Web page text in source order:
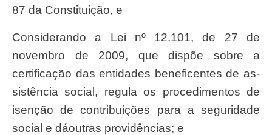
87 da Constituição, e
Considerando a Lei nº 12.101, de 27 de
novembro de 2009, que dispõe sobre a
certificação das entidades beneficentes de as-
sistência social, regula os procedimentos de
isenção de contribuições para aseguridade
social e dáoutras providências; e